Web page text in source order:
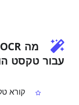
עבור טקסט
קורא